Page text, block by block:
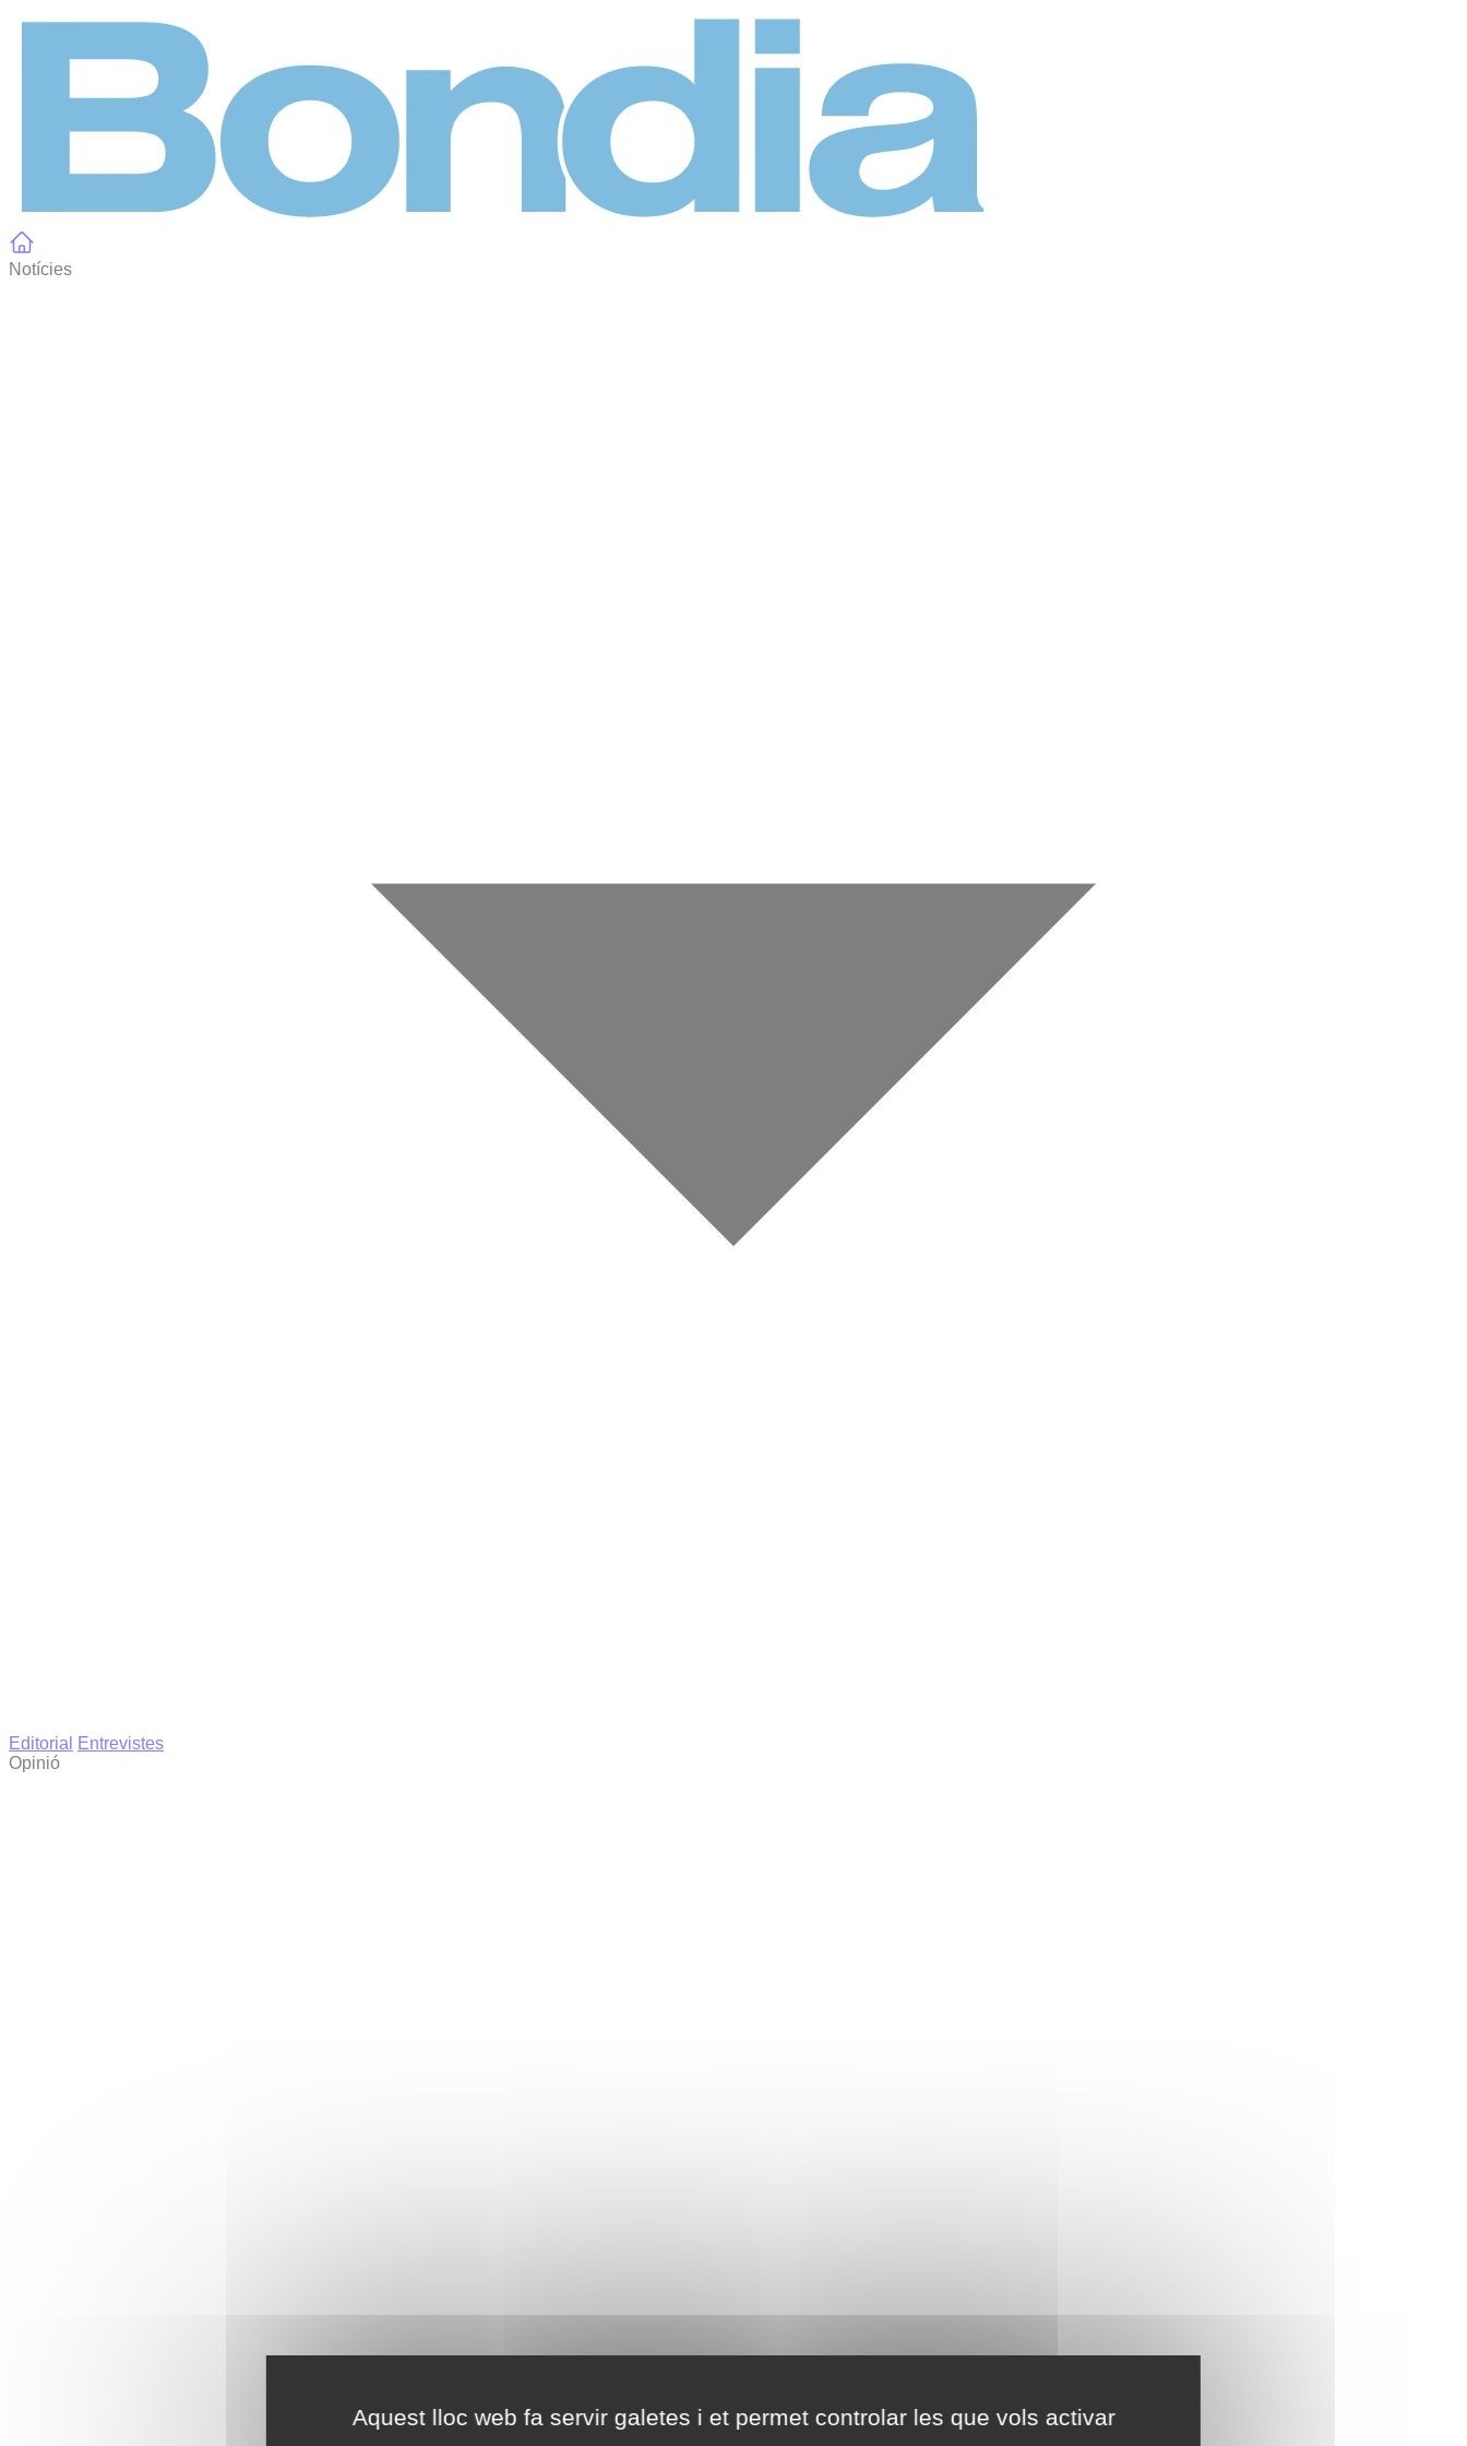
Aquest lloc web fa servir galetes i et permet controlar les que vols activar
Notícies
Editorial
Entrevistes
Opinió